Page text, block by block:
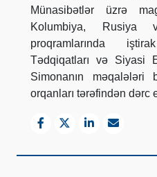
Münasibətlər üzrə
Kolumbiya, Rusiya
proqramlarında
Tədqiqatları və Siyasi
Simonanın
orqanları tərəfindən dərc